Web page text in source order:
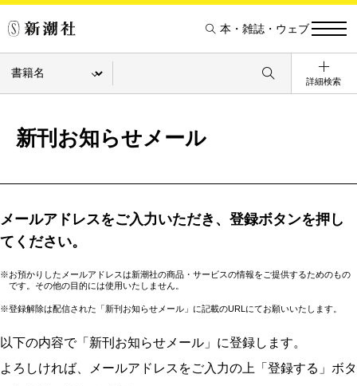
本・雑誌・ウェブ
詳細検索
新刊お知らせメール
メールアドレスをご入力いただき、登録ボタンを押し
てください。
※お預かりしたメールアドレスは新潮社の商品・サービスの情報をご提供するためのもの
です。その他の目的には使用いたしません。
※登録解除は配信された「新刊お知らせメール」に記載のURLにてお願いいたします。
以下の内容で「新刊お知らせメール」に登録します。
よろしければ、メールアドレスをご入力の上「登録する」ボタ